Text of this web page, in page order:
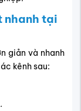
nhanh tại
giản và nhanh
kênh sau: